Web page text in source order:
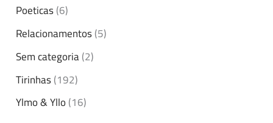
Poeticas(6)
Relacionamentos(5)
Sem categoria(2)
Tirinhas(192)
Ylmo & Yllo(16)